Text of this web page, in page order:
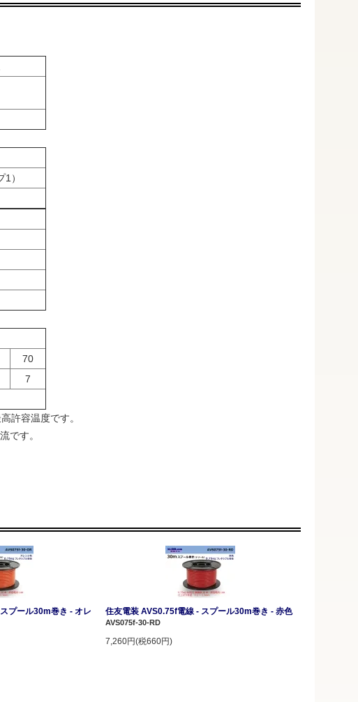
）
70
7
許容温度です。
です。
プール30m巻き - オレ
住友電装 AVS0.75f電線 - スプール30m巻き - 赤色
AVS075f-30-RD
7,260円(税660円)